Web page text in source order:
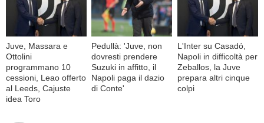
Juve, Massara e
Ottolini
programmano 10
cessioni, Leao offerto
al Leeds, Cajuste
idea Toro
Pedullà: 'Juve, non
dovresti prendere
Suzuki in affitto, il
Napoli paga il dazio
di Conte'
L'Inter su Casadó,
Napoli in difficoltà per
Zeballos, la Juve
prepara altri cinque
colpi